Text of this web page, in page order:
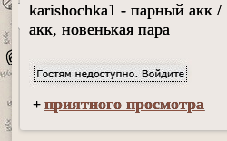
karishochka1 - парный акк /
акк, новенькая пара
+приятного просмотра